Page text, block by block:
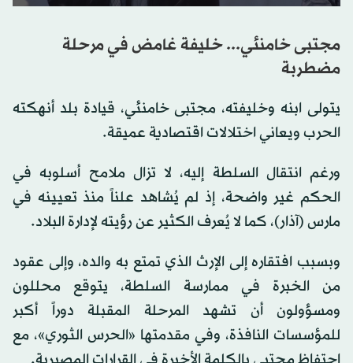
مجتبى خامنئي... خليفة غامض في مرحلة
مضطربة
يتولى ابنه وخليفته، مجتبى خامنئي، قيادة بلد أنهكته
الحرب ويعاني اختلالات اقتصادية عميقة.
ورغم انتقال السلطة إليه، لا تزال ملامح أسلوبه في
الحكم غير واضحة، إذ لم يُشاهد علناً منذ تعيينه في
مارس (آذار)، كما لا يُعرف الكثير عن رؤيته لإدارة البلاد.
وبسبب افتقاره إلى الإرث الذي تمتع به والده، وإلى عقود
من الخبرة في ممارسة السلطة، يتوقع محللون
ومسؤولون أن تشهد المرحلة المقبلة دوراً أكبر
للمؤسسات النافذة، وفي مقدمتها «الحرس الثوري»، مع